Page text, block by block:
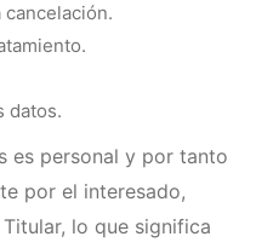
datos.
es personal y por tanto
por el interesado,
lo que significa